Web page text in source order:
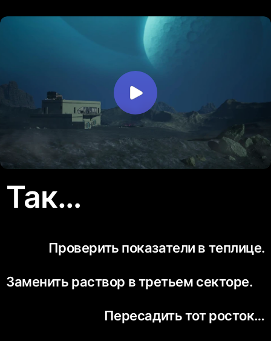
Так…
Проверить показатели в теплице.
Заменить раствор в третьем секторе.
Пересадить тот росток…